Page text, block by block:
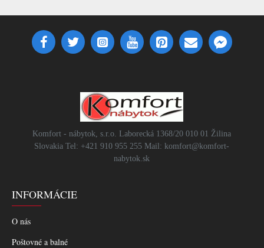
Komfort - nábytok, s.r.o. Laborecká 1368/20 010 01 Žilina
Slovakia Tel: +421 910 955 255 Mail: komfort@komfort-
nabytok.sk
INFORMÁCIE
O nás
Poštovné a balné